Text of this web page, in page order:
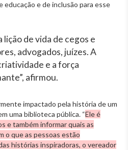
e de inclusão para esse
lição de vida de cegos e
advogados, juízes. A
e a força
afirmou.
impactado pela história de um
uma biblioteca pública. “Ele é
e também informar quais as
o que as pessoas estão
histórias inspiradoras, o vereador